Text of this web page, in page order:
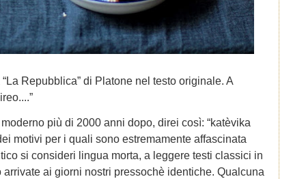
Repubblica” di Platone nel testo originale. A
più di 2000 anni dopo, direi così: “katèvika
motivi per i quali sono estremamente affascinata
si consideri lingua morta, a leggere testi classici in
ai giorni nostri pressochè identiche. Qualcuna